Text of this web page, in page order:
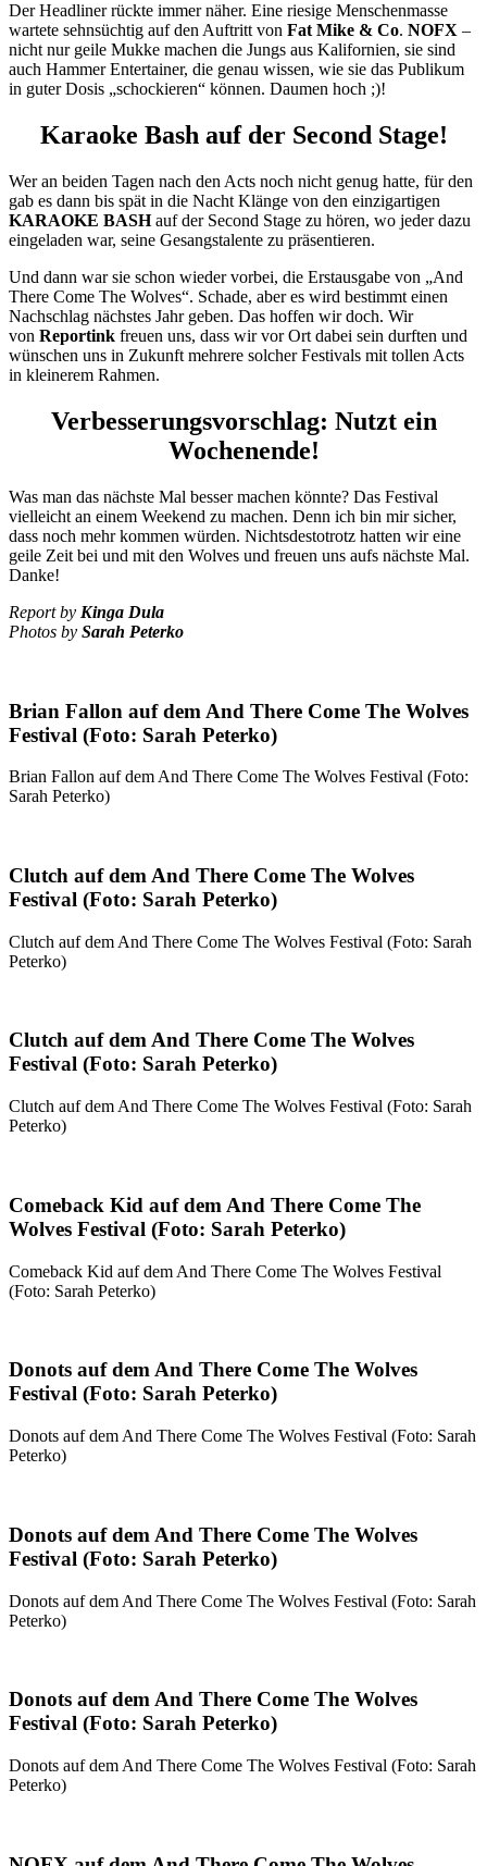
Der Headliner rückte immer näher. Eine riesige Menschenmasse
wartete sehnsüchtig auf den Auftritt von Fat Mike & Co. NOFX –
nicht nur geile Mukke machen die Jungs aus Kalifornien, sie sind
auch Hammer Entertainer, die genau wissen, wie sie das Publikum
in guter Dosis „schockieren“ können. Daumen hoch ;)!
Karaoke Bash auf der Second Stage!
Wer an beiden Tagen nach den Acts noch nicht genug hatte, für den
gab es dann bis spät in die Nacht Klänge von den einzigartigen
KARAOKE BASHauf der Second Stage zu hören, wo jeder dazu
eingeladen war, seine Gesangstalente zu präsentieren.
Und dann war sie schon wieder vorbei, die Erstausgabe von „And
There Come The Wolves“. Schade, aber es wird bestimmt einen
Nachschlag nächstes Jahr geben. Das hoffen wir doch. Wir
von Reportink freuen uns, dass wir vor Ort dabei sein durften und
wünschen uns in Zukunft mehrere solcher Festivals mit tollen Acts
in kleinerem Rahmen.
Verbesserungsvorschlag: Nutzt ein
Wochenende!
Was man das nächste Mal besser machen könnte? Das Festival
vielleicht an einem Weekend zu machen. Denn ich bin mir sicher,
dass noch mehr kommen würden. Nichtsdestotrotz hatten wir eine
geile Zeit bei und mit den Wolves und freuen uns aufs nächste Mal.
Danke!
Report by Kinga Dula
Photos by Sarah Peterko
Brian Fallon auf dem And There Come The Wolves
Festival (Foto: Sarah Peterko)
Brian Fallon auf dem And There Come The Wolves Festival (Foto:
Sarah Peterko)
Clutch auf dem And There Come The Wolves
Festival (Foto: Sarah Peterko)
Clutch auf dem And There Come The Wolves Festival (Foto: Sarah
Peterko)
Clutch auf dem And There Come The Wolves
Festival (Foto: Sarah Peterko)
Clutch auf dem And There Come The Wolves Festival (Foto: Sarah
Peterko)
Comeback Kid auf dem And There Come The
Wolves Festival (Foto: Sarah Peterko)
Comeback Kid auf dem And There Come The Wolves Festival
(Foto: Sarah Peterko)
Donots auf dem And There Come The Wolves
Festival (Foto: Sarah Peterko)
Donots auf dem And There Come The Wolves Festival (Foto: Sarah
Peterko)
Donots auf dem And There Come The Wolves
Festival (Foto: Sarah Peterko)
Donots auf dem And There Come The Wolves Festival (Foto: Sarah
Peterko)
Donots auf dem And There Come The Wolves
Festival (Foto: Sarah Peterko)
Donots auf dem And There Come The Wolves Festival (Foto: Sarah
Peterko)